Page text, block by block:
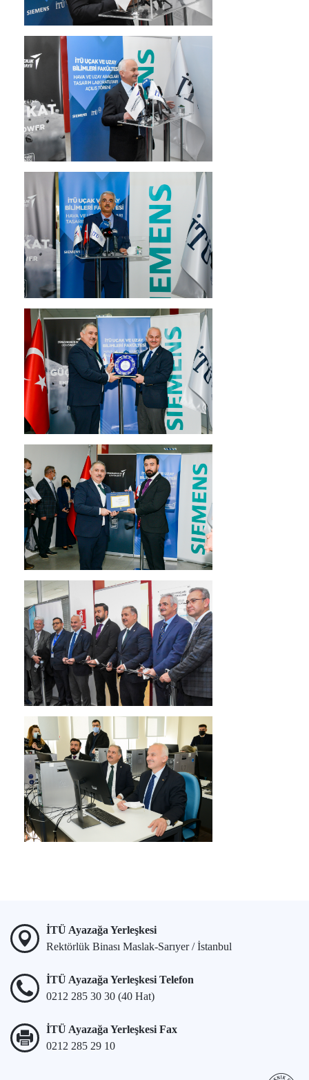
İTÜ Ayazağa Yerleşkesi
Rektörlük Binası Maslak-Sarıyer / İstanbul
İTÜ Ayazağa Yerleşkesi Telefon
0212 285 30 30 (40 Hat)
İTÜ Ayazağa Yerleşkesi Fax
0212 285 29 10